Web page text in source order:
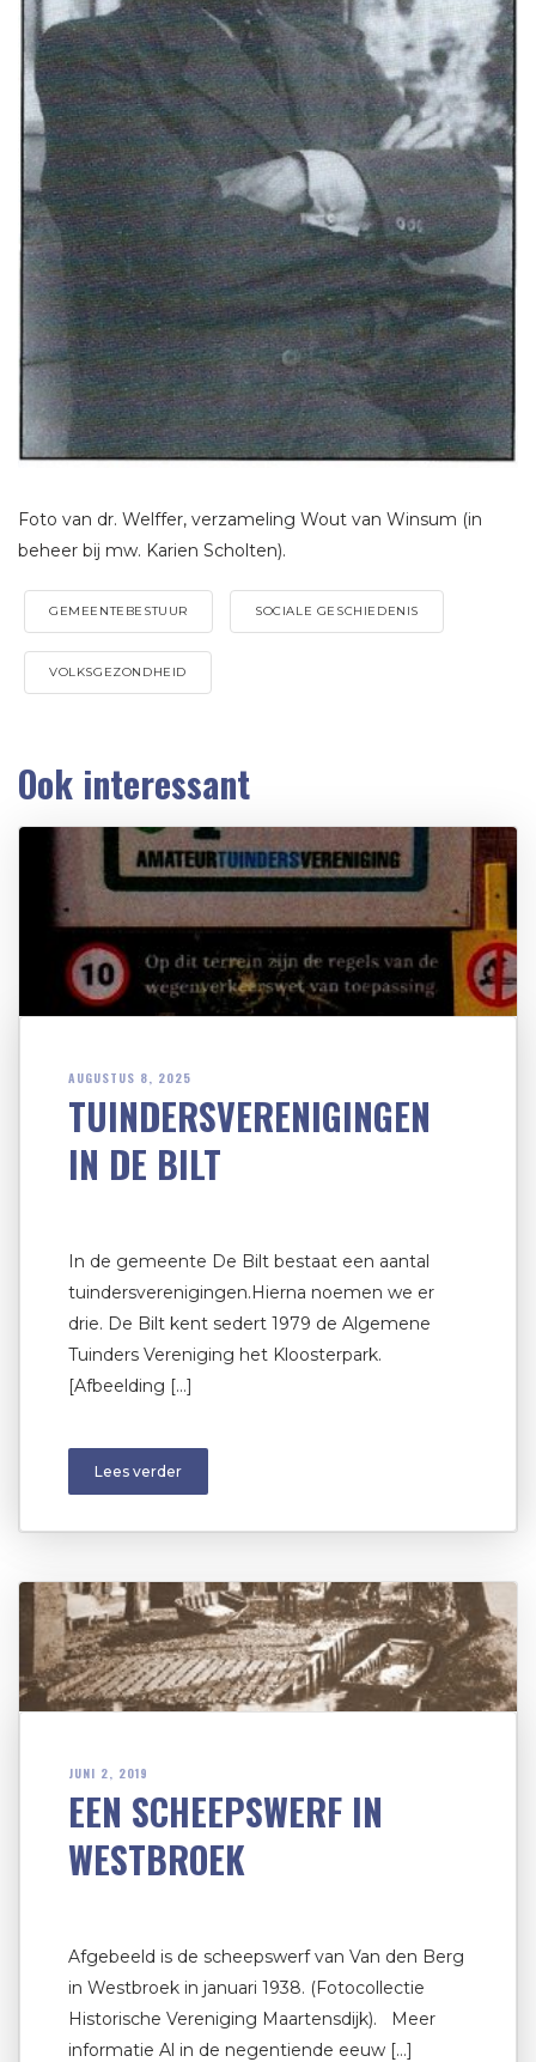
Foto van dr. Welffer, verzameling Wout van Winsum (in
beheer bij mw. Karien Scholten).
GEMEENTEBESTUUR SOCIALE GESCHIEDENIS
VOLKSGEZONDHEID
Ook interessant
AUGUSTUS 8, 2025
TUINDERSVERENIGINGEN
IN DE BILT
In de gemeente De Bilt bestaat een aantal
tuindersverenigingen.Hierna noemen we er
drie. De Bilt kent sedert 1979 de Algemene
Tuinders Vereniging het Kloosterpark.
[Afbeelding […]
Lees verder
JUNI 2, 2019
EEN SCHEEPSWERF IN
WESTBROEK
Afgebeeld is de scheepswerf van Van den Berg
in Westbroek in januari 1938. (Fotocollectie
Historische Vereniging Maartensdijk). Meer
informatie Al in de negentiende eeuw […]